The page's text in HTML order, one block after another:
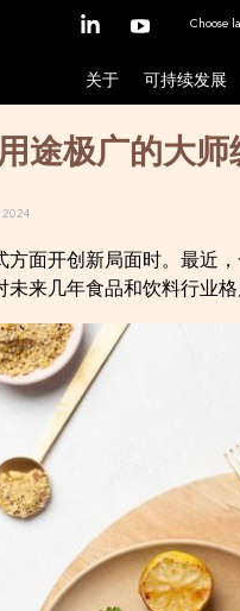
Choose
关于 可持续发展
途极广的大师
2024
面开创新局面时。最近
来几年食品和饮料行业格